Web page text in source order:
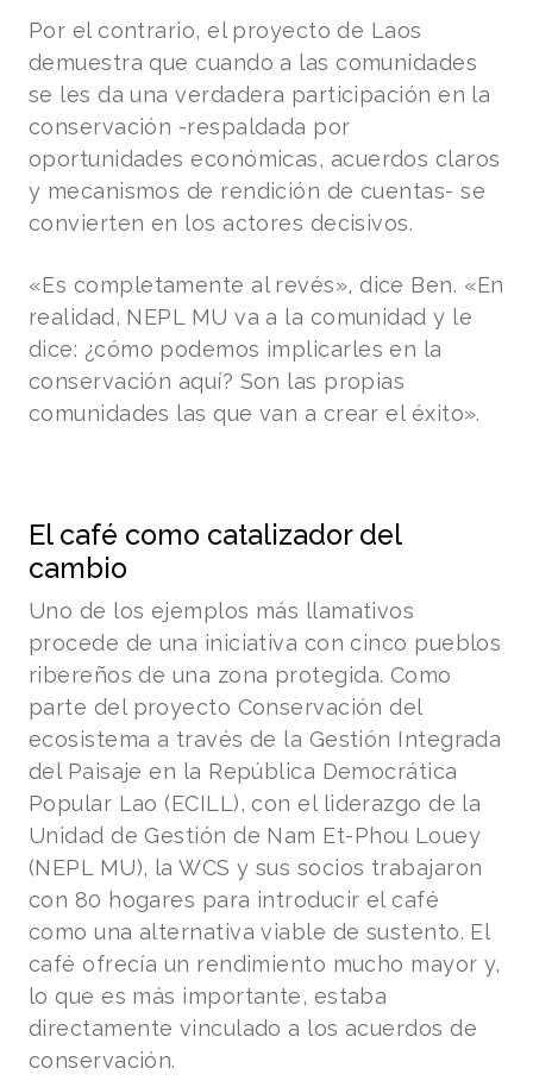
Por el contrario, el proyecto de Laos
demuestra que cuando a las comunidades
se les da una verdadera participación en la
conservación -respaldada por
oportunidades económicas, acuerdos claros
y mecanismos de rendición de cuentas- se
convierten en los actores decisivos.
«Es completamente al revés», dice Ben. «En
realidad, NEPL MU va a la comunidad y le
dice: ¿cómo podemos implicarles en la
conservación aquí? Son las propias
comunidades las que van a crear el éxito».
El café como catalizador del
cambio
Uno de los ejemplos más llamativos
procede de una iniciativa con cinco pueblos
ribereños de una zona protegida. Como
parte del proyecto Conservación del
ecosistema a través de la Gestión Integrada
del Paisaje en la República Democrática
Popular Lao (ECILL), con el liderazgo de la
Unidad de Gestión de Nam Et-Phou Louey
(NEPL MU), la WCS y sus socios trabajaron
con 80 hogares para introducir el café
como una alternativa viable de sustento. El
café ofrecía un rendimiento mucho mayor y,
lo que es más importante, estaba
directamente vinculado a los acuerdos de
conservación.